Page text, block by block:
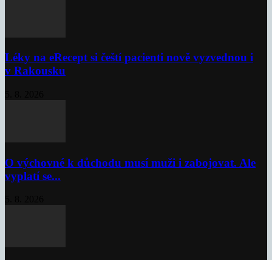
Léky na eRecept si čeští pacienti nově vyzvednou i
v Rakousku
O výchovné k důchodu musí muži i zabojovat. Ale
vyplatí se...